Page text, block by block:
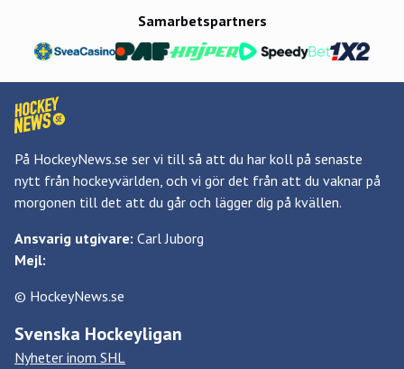
Samarbetspartners
På HockeyNews.se ser vi till så att du har koll på senaste
nytt från hockeyvärlden, och vi gör det från att du vaknar på
morgonen till det att du går och lägger dig på kvällen.
Ansvarig utgivare: Carl Juborg
Mejl:
© HockeyNews.se
Svenska Hockeyligan
Nyheter inom SHL